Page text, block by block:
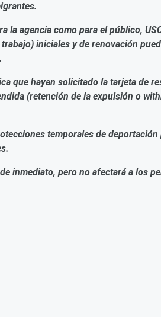
la agencia como para el público,
iniciales y de renovación
que hayan solicitado la tarjeta de
(retención de la expulsión o
temporales de
inmediato, pero no afectará a los